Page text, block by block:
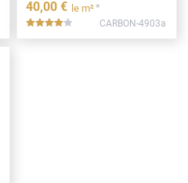
40,00 € le m²*
***** CARBON-4903a